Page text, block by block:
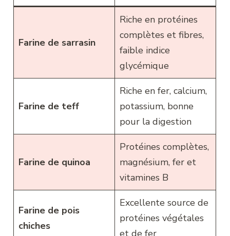
Farine de sarrasin
Riche en protéines
complètes et fibres,
faible indice
glycémique
Farine de teff
Riche en fer, calcium,
potassium, bonne
pour la digestion
Farine de quinoa
Protéines complètes,
magnésium, fer et
vitamines B
Farine de pois
chiches
Excellente source de
protéines végétales
et de fer